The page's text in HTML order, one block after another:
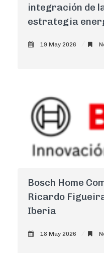
integración de
estrategia
19 May 2026
Bosch Home
Ricardo
Iberia
18 May 2026